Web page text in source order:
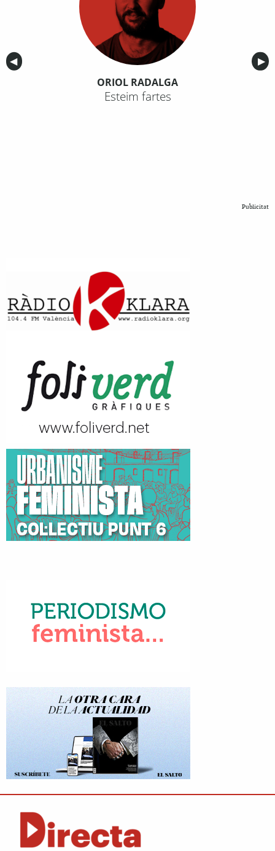
Anterior
◀︎ ▶︎
ORIOL RADALGA
Esteim fartes
Publicitat